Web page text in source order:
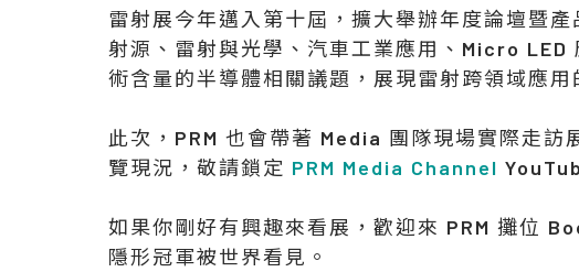
雷射展今年邁入第十屆，擴大舉辦年度論壇暨
射源、雷射與光學、汽車工業應用、Micro LED
術含量的半導體相關議題，展現雷射跨領域應用
此次，PRM 也會帶著 Media 團隊現場實際走
覽現況，敬請鎖定 PRM Media Channel
如果你剛好有興趣來看展，歡迎來 PRM 攤位
隱形冠軍被世界看見。